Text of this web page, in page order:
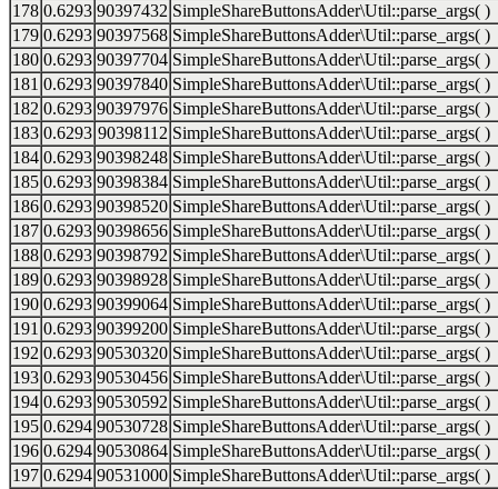
178 0.6293 90397432 SimpleShareButtonsAdder\Util::parse_args( )
179 0.6293 90397568 SimpleShareButtonsAdder\Util::parse_args( )
180 0.6293 90397704 SimpleShareButtonsAdder\Util::parse_args( )
181 0.6293 90397840 SimpleShareButtonsAdder\Util::parse_args( )
182 0.6293 90397976 SimpleShareButtonsAdder\Util::parse_args( )
183 0.6293 90398112 SimpleShareButtonsAdder\Util::parse_args( )
184 0.6293 90398248 SimpleShareButtonsAdder\Util::parse_args( )
185 0.6293 90398384 SimpleShareButtonsAdder\Util::parse_args( )
186 0.6293 90398520 SimpleShareButtonsAdder\Util::parse_args( )
187 0.6293 90398656 SimpleShareButtonsAdder\Util::parse_args( )
188 0.6293 90398792 SimpleShareButtonsAdder\Util::parse_args( )
189 0.6293 90398928 SimpleShareButtonsAdder\Util::parse_args( )
190 0.6293 90399064 SimpleShareButtonsAdder\Util::parse_args( )
191 0.6293 90399200 SimpleShareButtonsAdder\Util::parse_args( )
192 0.6293 90530320 SimpleShareButtonsAdder\Util::parse_args( )
193 0.6293 90530456 SimpleShareButtonsAdder\Util::parse_args( )
194 0.6293 90530592 SimpleShareButtonsAdder\Util::parse_args( )
195 0.6294 90530728 SimpleShareButtonsAdder\Util::parse_args( )
196 0.6294 90530864 SimpleShareButtonsAdder\Util::parse_args( )
197 0.6294 90531000 SimpleShareButtonsAdder\Util::parse_args( )